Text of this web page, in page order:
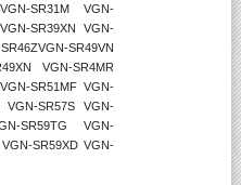
SR31M VGN-
SR39XN VGN-
SR49VN
VGN-SR4MR
SR51MF VGN-
VGN-SR57S VGN-
SR59TG VGN-
SR59XD VGN-